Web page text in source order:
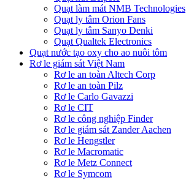
Quạt làm mát NMB Technologies
Quạt ly tâm Orion Fans
Quạt ly tâm Sanyo Denki
Quạt Qualtek Electronics
Quạt nước tạo oxy cho ao nuôi tôm
Rơ le giám sát Việt Nam
Rơ le an toàn Altech Corp
Rơ le an toàn Pilz
Rơ le Carlo Gavazzi
Rơ le CIT
Rơ le công nghiệp Finder
Rơ le giám sát Zander Aachen
Rơ le Hengstler
Rơ le Macromatic
Rơ le Metz Connect
Rơ le Symcom